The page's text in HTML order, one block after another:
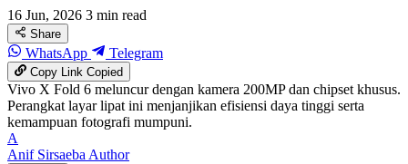
16 Jun, 2026 3 min read
Share
WhatsApp Telegram
Copy LinkCopied
Vivo X Fold 6 meluncur dengan kamera 200MP dan chipset khusus.
Perangkat layar lipat ini menjanjikan efisiensi daya tinggi serta
kemampuan fotografi mumpuni.
A
Anif SirsaebaAuthor